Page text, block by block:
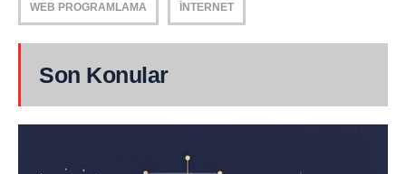
WEB PROGRAMLAMA İNTERNET
Son Konular